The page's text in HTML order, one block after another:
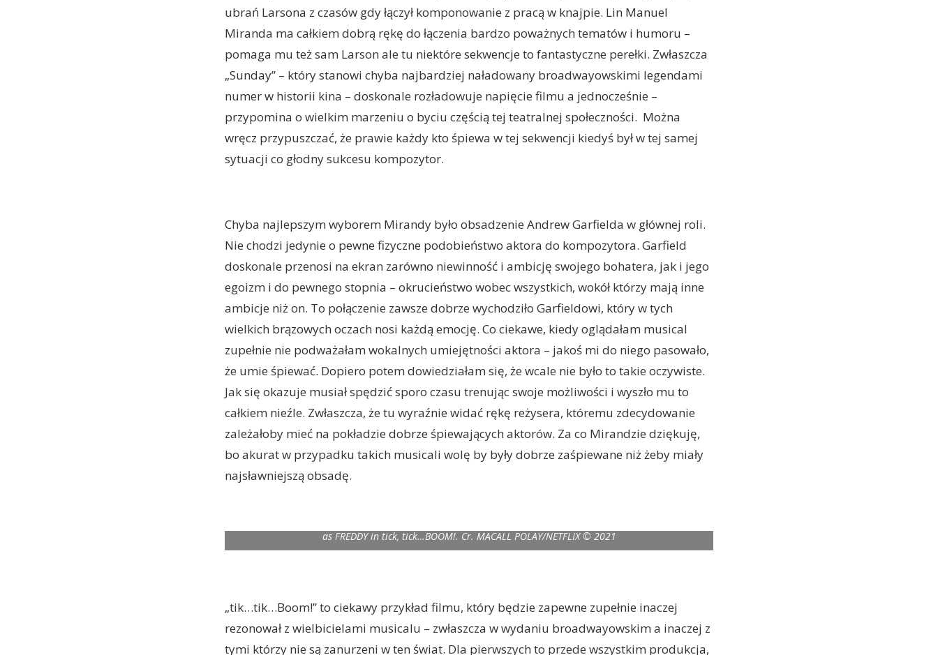
ubrań Larsona z czasów gdy łączył komponowanie z pracą w knajpie. Lin Manuel
Miranda ma całkiem dobrą rękę do łączenia bardzo poważnych tematów i humoru –
pomaga mu też sam Larson ale tu niektóre sekwencje to fantastyczne perełki. Zwłaszcza
„Sunday” – który stanowi chyba najbardziej naładowany broadwayowskimi legendami
numer w historii kina – doskonale rozładowuje napięcie filmu a jednocześnie –
przypomina o wielkim marzeniu o byciu częścią tej teatralnej społeczności. Można
wręcz przypuszczać, że prawie każdy kto śpiewa w tej sekwencji kiedyś był w tej samej
sytuacji co głodny sukcesu kompozytor.
Chyba najlepszym wyborem Mirandy było obsadzenie Andrew Garfielda w głównej roli.
Nie chodzi jedynie o pewne fizyczne podobieństwo aktora do kompozytora. Garfield
doskonale przenosi na ekran zarówno niewinność i ambicję swojego bohatera, jak i jego
egoizm i do pewnego stopnia – okrucieństwo wobec wszystkich, wokół którzy mają inne
ambicje niż on. To połączenie zawsze dobrze wychodziło Garfieldowi, który w tych
wielkich brązowych oczach nosi każdą emocję. Co ciekawe, kiedy oglądałam musical
zupełnie nie podważałam wokalnych umiejętności aktora – jakoś mi do niego pasowało,
że umie śpiewać. Dopiero potem dowiedziałam się, że wcale nie było to takie oczywiste.
Jak się okazuje musiał spędzić sporo czasu trenując swoje możliwości i wyszło mu to
całkiem nieźle. Zwłaszcza, że tu wyraźnie widać rękę reżysera, któremu zdecydowanie
zależałoby mieć na pokładzie dobrze śpiewających aktorów. Za co Mirandzie dziękuję,
bo akurat w przypadku takich musicali wolę by były dobrze zaśpiewane niż żeby miały
najsławniejszą obsadę.
as FREDDY in tick, tick…BOOM!. Cr. MACALL POLAY/NETFLIX © 2021
„tik…tik…Boom!” to ciekawy przykład filmu, który będzie zapewne zupełnie inaczej
rezonował z wielbicielami musicalu – zwłaszcza w wydaniu broadwayowskim a inaczej z
tymi którzy nie są zanurzeni w ten świat. Dla pierwszych to przede wszystkim produkcja,